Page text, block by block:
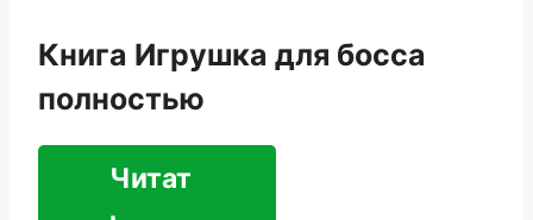
Книга Игрушка для босса
полностью
Читат